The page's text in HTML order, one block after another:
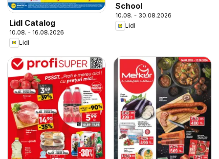
Lidl Catalog
10.08. - 16.08.2026
Lidl
School
10.08. - 30.08.2026
Lidl